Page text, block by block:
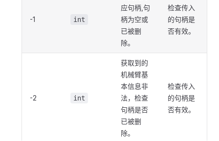
-1 int
应句柄,句
柄为空或
已被删
除。
检查传入
的句柄是
否有效。
-2 int
获取到的
机械臂基
本信息非
法，检查
句柄是否
已被删
除。
检查传入
的句柄是
否有效。